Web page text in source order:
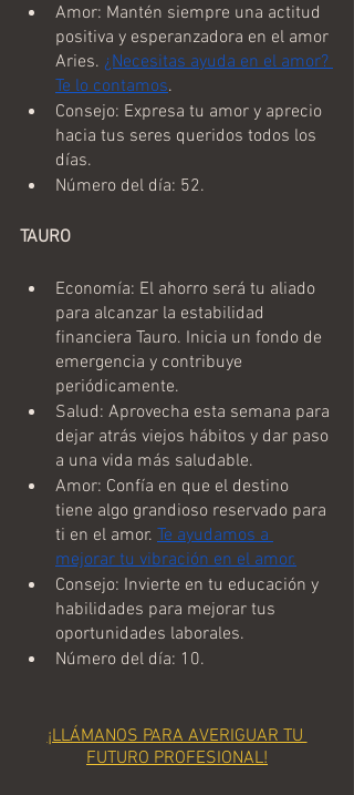
Amor: Mantén siempre una actitud
positiva y esperanzadora en el amor
Aries. ¿Necesitas ayuda en el amor?
Te lo contamos.
Consejo: Expresa tu amor y aprecio
hacia tus seres queridos todos los
días.
Número del día: 52.
TAURO
Economía: El ahorro será tu aliado
para alcanzar la estabilidad
financiera Tauro. Inicia un fondo de
emergencia y contribuye
periódicamente.
Salud: Aprovecha esta semana para
dejar atrás viejos hábitos y dar paso
a una vida más saludable.
Amor: Confía en que el destino
tiene algo grandioso reservado para
ti en el amor. Te ayudamos a
mejorar tu vibración en el amor.
Consejo: Invierte en tu educación y
habilidades para mejorar tus
oportunidades laborales.
Número del día: 10.
¡LLÁMANOS PARA AVERIGUAR TU
FUTURO PROFESIONAL!